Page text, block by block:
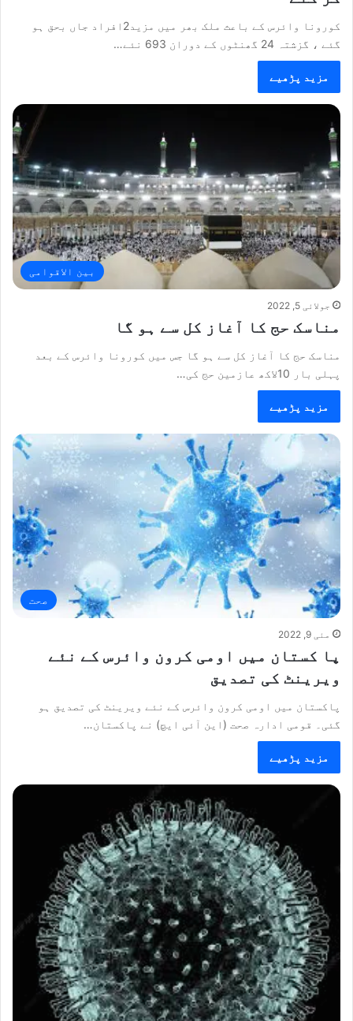
کورونا وائرس کے باعث ملک بھر میں مزید2افراد جاں بحق ہو
گئے ، گزشتہ 24 گھنٹوں کے دوران 693 نئے…
مزید پڑھیے
بین الاقوامی
جولائی 5, 2022
مناسک حج کا آغاز کل سے ہو گا
مناسک حج کا آغاز کل سے ہو گا جس میں کورونا وائرس کے بعد
پہلی بار 10لاکھ عازمین حج کی…
مزید پڑھیے
صحت
مئی 9, 2022
پا کستان میں اومی کرون وائرس کے نئے
ویرینٹ کی تصدیق
پاکستان میں اومی کرون وائرس کے نئے ویرینٹ کی تصدیق ہو
گئی۔ قومی ادارہ صحت (این آئی ایچ) نے پاکستان…
مزید پڑھیے